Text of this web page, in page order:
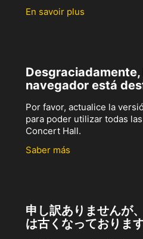
En savoir plus
navegador está
Por favor, actualice la
para poder utilizar todas
Concert Hall.
Saber más
申し訳ありませんが
は古くなっておりま